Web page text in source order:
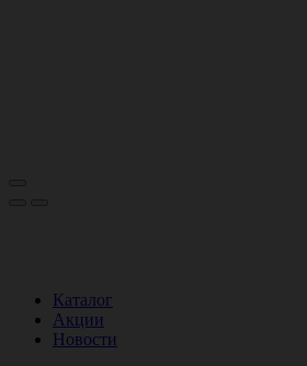
Каталог
Акции
Новости